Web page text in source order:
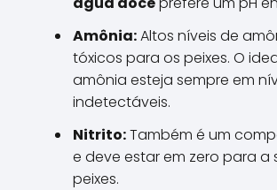
Amônia:Altos níveis de
tóxicos para os peixes. O
amônia esteja sempre em
indetectáveis.
Nitrito:Também é um
e deve estar em zero para a
peixes.